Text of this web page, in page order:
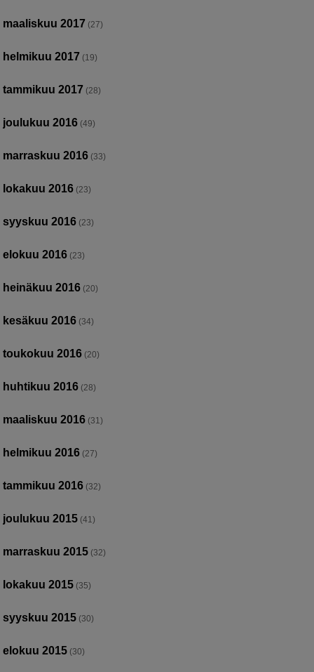
maaliskuu 2017 (27)
helmikuu 2017 (19)
tammikuu 2017 (28)
joulukuu 2016 (49)
marraskuu 2016 (33)
lokakuu 2016 (23)
syyskuu 2016 (23)
elokuu 2016 (23)
heinäkuu 2016 (20)
kesäkuu 2016 (34)
toukokuu 2016 (20)
huhtikuu 2016 (28)
maaliskuu 2016 (31)
helmikuu 2016 (27)
tammikuu 2016 (32)
joulukuu 2015 (41)
marraskuu 2015 (32)
lokakuu 2015 (35)
syyskuu 2015 (30)
elokuu 2015 (30)